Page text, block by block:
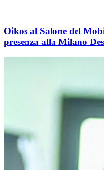
Oikos al Salone del
presenza alla Milano